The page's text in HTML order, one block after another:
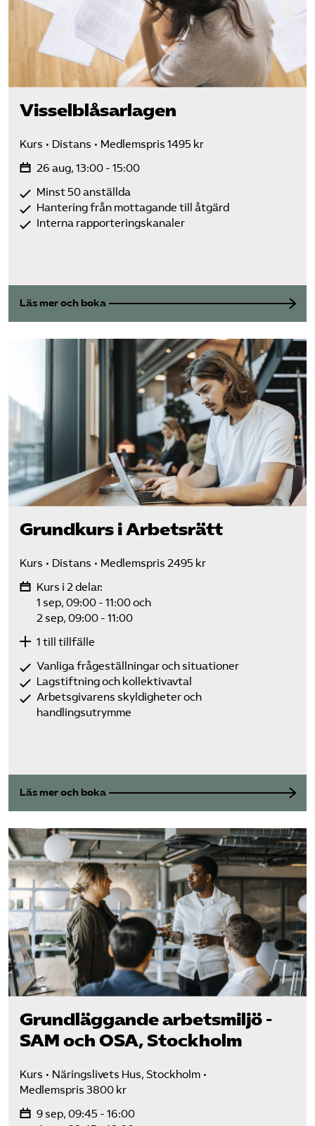
Visselblåsarlagen
Kurs Distans
Medlemspris 1495 kr
26 aug, 13:00 - 15:00
Minst 50 anställda
Hantering från mottagande till åtgärd
Interna rapporteringskanaler
Läs mer och boka
Grundkurs i Arbetsrätt
Kurs Distans
Medlemspris 2495 kr
Kurs i 2 delar:
1 sep, 09:00 - 11:00och
2 sep, 09:00 - 11:00
1 till tillfälle
Vanliga frågeställningar och situationer
Lagstiftning och kollektivavtal
Arbetsgivarens skyldigheter och
handlingsutrymme
Läs mer och boka
Grundläggande arbetsmiljö -
SAM och OSA, Stockholm
Kurs
Näringslivets Hus, Stockholm
Medlemspris 3800 kr
9 sep, 09:45 - 16:00